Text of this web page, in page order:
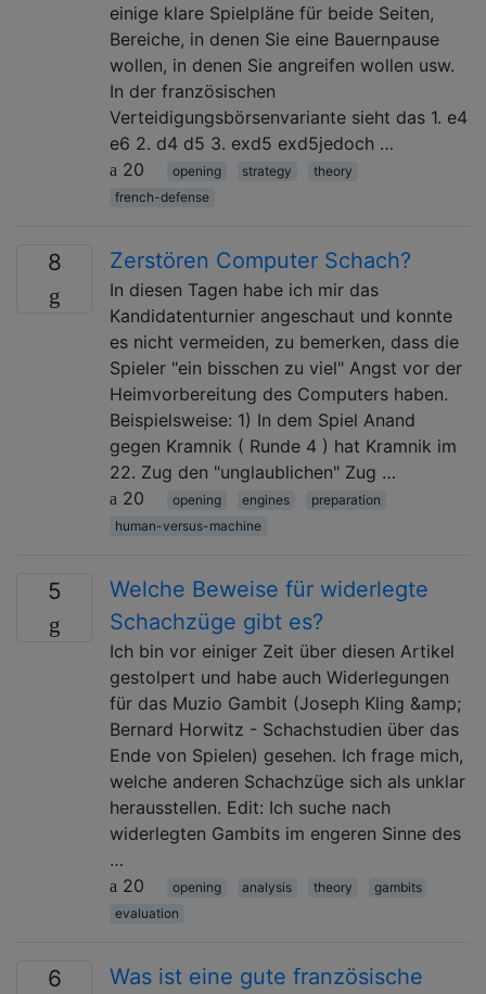
einige klare Spielpläne für beide Seiten,
Bereiche, in denen Sie eine Bauernpause
wollen, in denen Sie angreifen wollen usw.
In der französischen
Verteidigungsbörsenvariante sieht das 1. e4
e6 2. d4 d5 3. exd5 exd5jedoch …
20
opening strategy
theory
french-defense
8 Zerstören Computer Schach?
In diesen Tagen habe ich mir das
Kandidatenturnier angeschaut und konnte
es nicht vermeiden, zu bemerken, dass die
Spieler "ein bisschen zu viel" Angst vor der
Heimvorbereitung des Computers haben.
Beispielsweise: 1) In dem Spiel Anand
gegen Kramnik ( Runde 4 ) hat Kramnik im
22. Zug den "unglaublichen" Zug …
20
opening engines
preparation
human-versus-machine
5
Welche Beweise für widerlegte
Schachzüge gibt es?
Ich bin vor einiger Zeit über diesen Artikel
gestolpert und habe auch Widerlegungen
für das Muzio Gambit (Joseph Kling &amp;
Bernard Horwitz - Schachstudien über das
Ende von Spielen) gesehen. Ich frage mich,
welche anderen Schachzüge sich als unklar
herausstellen. Edit: Ich suche nach
widerlegten Gambits im engeren Sinne des
…
20
opening analysis theory
gambits
evaluation
6
Was ist eine gute französische